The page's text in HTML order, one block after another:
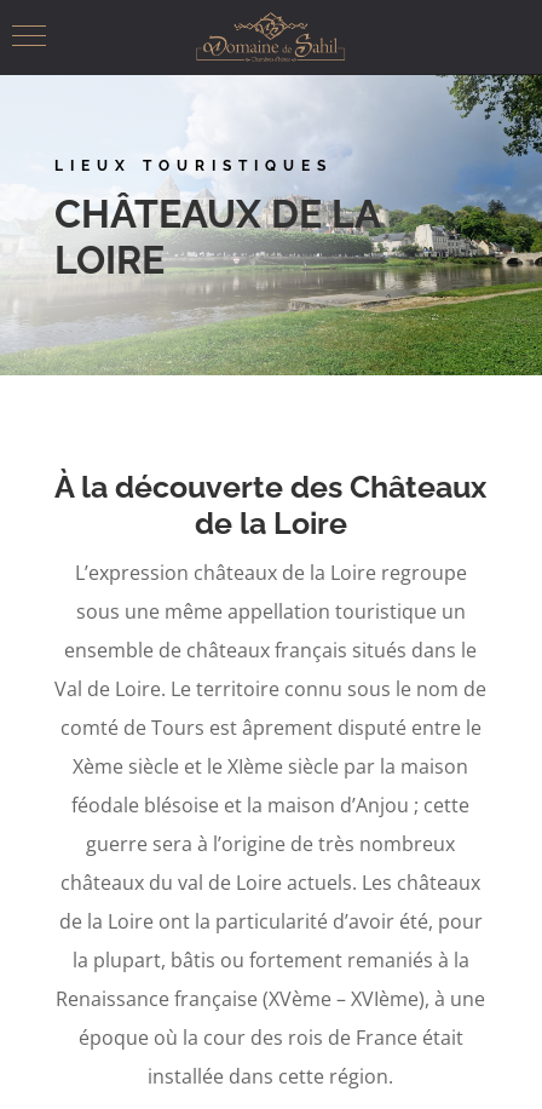
LIEUX TOURISTIQUES
CHÂTEAUX DE LA
LOIRE
À la découverte des Châteaux
de la Loire
L’expression châteaux de la Loire regroupe
sous une même appellation touristique un
ensemble de châteaux français situés dans le
Val de Loire. Le territoire connu sous le nom de
comté de Tours est âprement disputé entre le
Xème siècle et le XIème siècle par la maison
féodale blésoise et la maison d’Anjou ; cette
guerre sera à l’origine de très nombreux
châteaux du val de Loire actuels. Les châteaux
de la Loire ont la particularité d’avoir été, pour
la plupart, bâtis ou fortement remaniés à la
Renaissance française (XVème – XVIème), à une
époque où la cour des rois de France était
installée dans cette région.